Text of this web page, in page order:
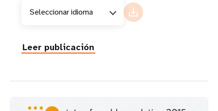
Seleccionar idioma
Leer publicación